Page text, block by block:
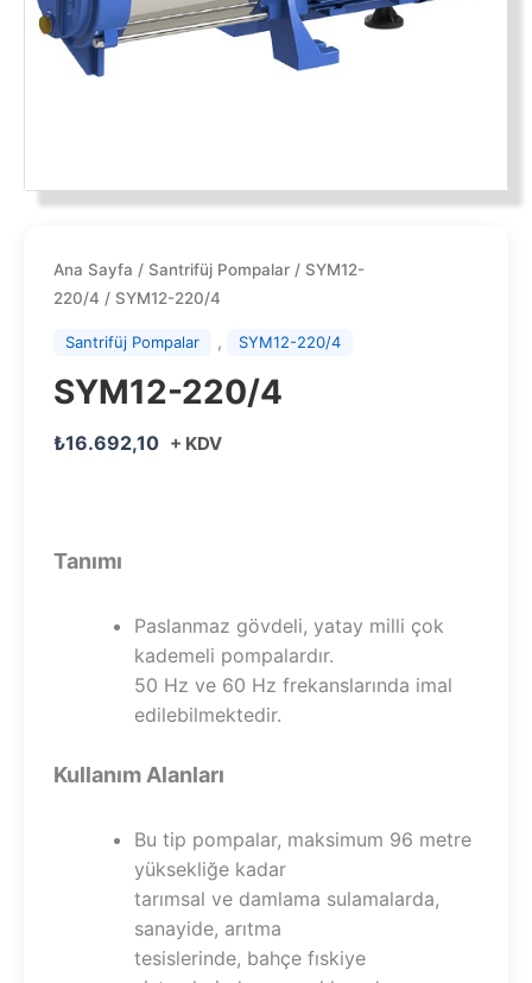
Ana Sayfa / Santrifüj Pompalar / SYM12-
220/4 / SYM12-220/4
Santrifüj Pompalar , SYM12-220/4
SYM12-220/4
₺16.692,10 + KDV
Tanımı
Paslanmaz gövdeli, yatay milli çok
kademeli pompalardır.
50 Hz ve 60 Hz frekanslarında imal
edilebilmektedir.
Kullanım Alanları
Bu tip pompalar, maksimum 96 metre
yüksekliğe kadar
tarımsal ve damlama sulamalarda,
sanayide, arıtma
tesislerinde, bahçe fıskiye